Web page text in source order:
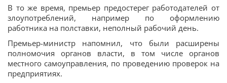
В то же время, премьер предостерег работодателей от
злоупотреблений, например по оформлению
работника на полставки, неполный рабочий день.
Премьер-министр напомнил, что были расширены
полномочия органов власти, в том числе органов
местного самоуправления, по проведению проверок на
предприятиях.